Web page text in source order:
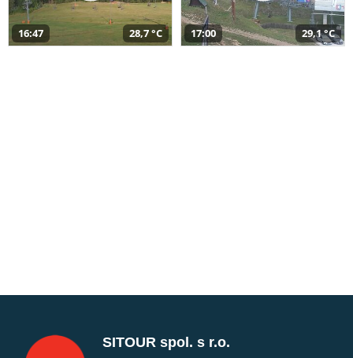
16:47 28,7 °C 17:00 29,1 °C
SITOUR spol. s r.o.